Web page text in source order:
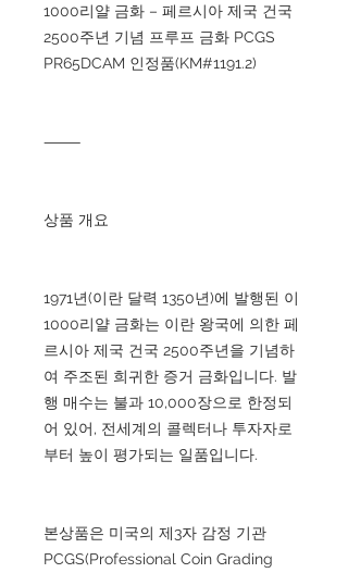
1000리얄 금화 – 페르시아 제국 건국
2500주년 기념 프루프 금화 PCGS
PR65DCAM 인정품(KM#1191.2)
⸻
상품 개요
1971년(이란 달력 1350년)에 발행된 이
1000리얄 금화는 이란 왕국에 의한 페
르시아 제국 건국 2500주년을 기념하
여 주조된 희귀한 증거 금화입니다. 발
행 매수는 불과 10,000장으로 한정되
어 있어, 전세계의 콜렉터나 투자자로
부터 높이 평가되는 일품입니다.
본상품은 미국의 제3자 감정 기관
PCGS(Professional Coin Grading